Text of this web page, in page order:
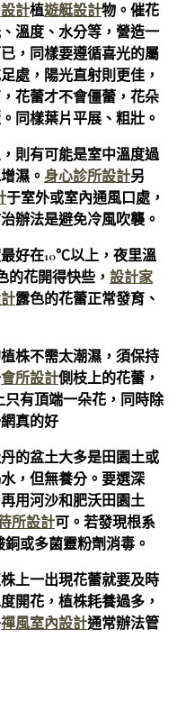
計植遊艇設計物。催花
溫度、水分等，營造一
，同樣要遵循喜光的屬
處，陽光直射則更佳，
花蕾才不會僵蕾，花朵
同樣葉片平展、粗壯。
則有可能是室中溫度過
濕。 身心診所設計另
于室外或室內通風口處，
辦法是避免冷風吹襲。
好在10℃以上，夜里溫
花開得快些， 設計家
露色的花蕾正常發育、
株不需太潮濕，須保持
會所設計側枝上的花蕾，
只有頂端一朵花，同時除
真的好
的盆土大多是田園土或
，但無養分。要選深
用河沙和肥沃田園土
所設計可。若發現根系
或多菌靈粉劑消毒。
上一出現花蕾就要及時
開花，植株耗養過多，
禪風室內設計通常辦法管